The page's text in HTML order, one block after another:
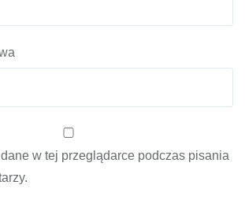
w tej przeglądarce podczas pisania